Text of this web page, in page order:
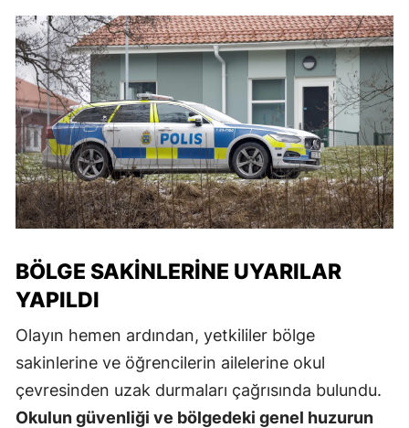
BÖLGE SAKINLERINE UYARILAR
YAPILDI
Olayın hemen ardından, yetkililer bölge
sakinlerine ve öğrencilerin ailelerine okul
çevresinden uzak durmaları çağrısında bulundu.
Okulun güvenliği ve bölgedeki genel huzurun